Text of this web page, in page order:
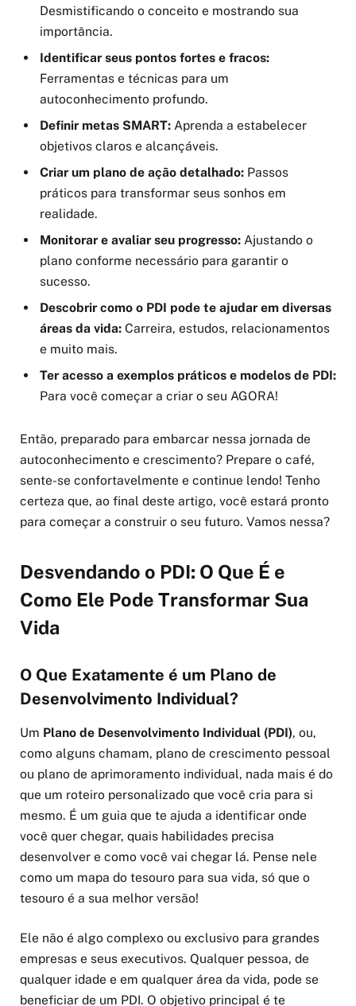
Desmistificando o conceito e mostrando sua
importância.
Identificar seus pontos fortes e fracos:
Ferramentas e técnicas para um
autoconhecimento profundo.
Definir metas SMART: Aprenda a estabelecer
objetivos claros e alcançáveis.
Criar um plano de ação detalhado: Passos
práticos para transformar seus sonhos em
realidade.
Monitorar e avaliar seu progresso: Ajustando o
plano conforme necessário para garantir o
sucesso.
Descobrir como o PDI pode te ajudar em diversas
áreas da vida: Carreira, estudos, relacionamentos
e muito mais.
Ter acesso a exemplos práticos e modelos de PDI:
Para você começar a criar o seu AGORA!
Então, preparado para embarcar nessa jornada de
autoconhecimento e crescimento? Prepare o café,
sente-se confortavelmente e continue lendo! Tenho
certeza que, ao final deste artigo, você estará pronto
para começar a construir o seu futuro. Vamos nessa?
Desvendando o PDI: O Que É e
Como Ele Pode Transformar Sua
Vida
O Que Exatamente é um Plano de
Desenvolvimento Individual?
Um Plano de Desenvolvimento Individual (PDI), ou,
como alguns chamam, plano de crescimento pessoal
ou plano de aprimoramento individual, nada mais é do
que um roteiro personalizado que você cria para si
mesmo. É um guia que te ajuda a identificar onde
você quer chegar, quais habilidades precisa
desenvolver e como você vai chegar lá. Pense nele
como um mapa do tesouro para sua vida, só que o
tesouro é a sua melhor versão!
Ele não é algo complexo ou exclusivo para grandes
empresas e seus executivos. Qualquer pessoa, de
qualquer idade e em qualquer área da vida, pode se
beneficiar de um PDI. O objetivo principal é te